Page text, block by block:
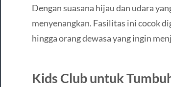
Dengan suasana hijau dan udara
menyenangkan. Fasilitas ini cocok
hingga orang dewasa yang ingin
Kids Club untuk